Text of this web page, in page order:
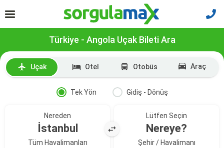
Türkiye - Angola Uçak Bileti Ara
Uçak Otel Otobüs Araç
Tek Yön Gidiş - Dönüş
Nereden
İstanbul
Tüm Havalimanları
Lütfen Seçin
Nereye?
Şehir / Havalimanı